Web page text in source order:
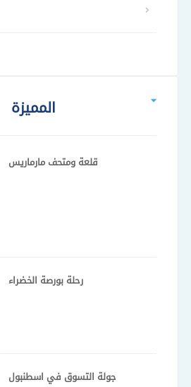
المميزة
قلعة ومتحف مارماريس
رحلة بورصة الخضراء
جولة التسوق في اسطنبول